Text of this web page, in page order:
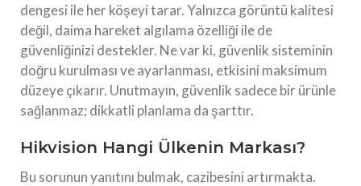
dengesi ile her köşeyi tarar. Yalnızca görüntü kalitesi
değil, daima hareket algılama özelliği ile de
güvenliğinizi destekler. Ne var ki, güvenlik sisteminin
doğru kurulması ve ayarlanması, etkisini maksimum
düzeye çıkarır. Unutmayın, güvenlik sadece bir ürünle
sağlanmaz; dikkatli planlama da şarttır.
Hikvision Hangi Ülkenin Markası?
Bu sorunun yanıtını bulmak, cazibesini artırmakta.